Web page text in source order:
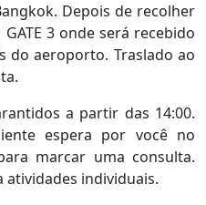
Depois de recolher
3 onde será recebido
do aeroporto. Traslado ao
a partir das 14:00.
espera por você no
marcar uma consulta.
atividades individuais.